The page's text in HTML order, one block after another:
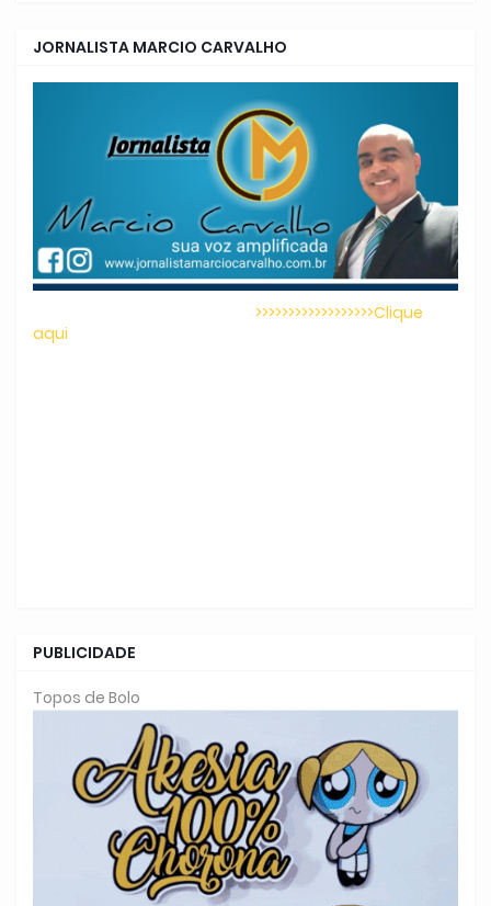
JORNALISTA MARCIO CARVALHO
>>>>>>>>>>>>>>>>>>Clique
aqui
PUBLICIDADE
Topos de Bolo